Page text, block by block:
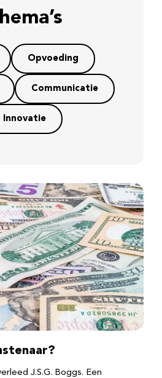
Opvoeding
Communicatie
Innovatie
J.S.G. Boggs. Een